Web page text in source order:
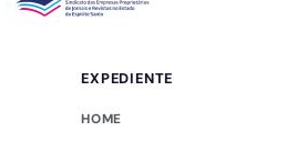
EXPEDIENTE
HOME